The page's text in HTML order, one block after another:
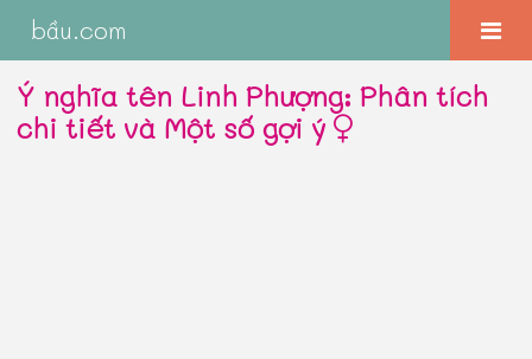
bầu.com
Ý nghĩa tên Linh Phượng: Phân tích
chi tiết và Một số gợi ý